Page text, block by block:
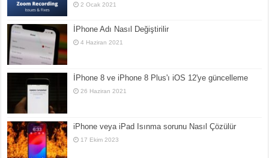
2 Ocak 2021
İPhone Adı Nasıl Değiştirilir
4 Haziran 2021
İPhone 8 ve iPhone 8 Plus'ı iOS 12'ye güncelleme
26 Haziran 2021
iPhone veya iPad Isınma sorunu Nasıl Çözülür
17 Ekim 2023